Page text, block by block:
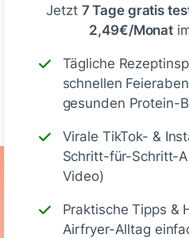
Jetzt 7 Tage gratis
2,49€/Monat
Tägliche
schnellen
gesunden Protein-
Virale TikTok- &
Schritt-für-Schritt-
Video)
Praktische Tipps &
Airfryer-Alltag
Ernährungswerte
(Stück)